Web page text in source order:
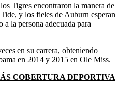
Tigres encontraron la manera de
y los fieles de Auburn esperan
la persona adecuada para
en su carrera, obteniendo
en 2014 y 2015 en Ole Miss.
COBERTURA DEPORTIVA